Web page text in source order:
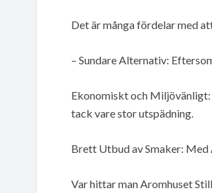
Det är många fördelar med
– Sundare Alternativ:
Ekonomiskt och
tack vare stor utspädning.
Brett Utbud av Smaker: Med
Var hittar man Aromhuset